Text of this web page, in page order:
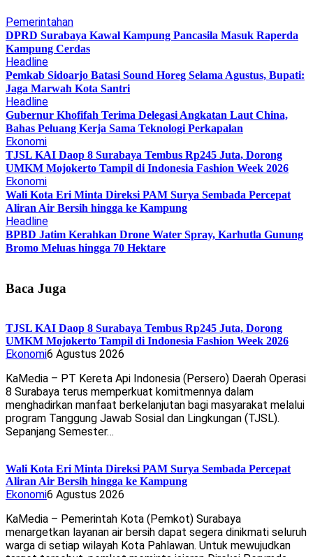
Pemerintahan
DPRD Surabaya Kawal Kampung Pancasila Masuk Raperda
Kampung Cerdas
Headline
Pemkab Sidoarjo Batasi Sound Horeg Selama Agustus, Bupati:
Jaga Marwah Kota Santri
Headline
Gubernur Khofifah Terima Delegasi Angkatan Laut China,
Bahas Peluang Kerja Sama Teknologi Perkapalan
Ekonomi
TJSL KAI Daop 8 Surabaya Tembus Rp245 Juta, Dorong
UMKM Mojokerto Tampil di Indonesia Fashion Week 2026
Ekonomi
Wali Kota Eri Minta Direksi PAM Surya Sembada Percepat
Aliran Air Bersih hingga ke Kampung
Headline
BPBD Jatim Kerahkan Drone Water Spray, Karhutla Gunung
Bromo Meluas hingga 70 Hektare
Baca Juga
TJSL KAI Daop 8 Surabaya Tembus Rp245 Juta, Dorong
UMKM Mojokerto Tampil di Indonesia Fashion Week 2026
Ekonomi6 Agustus 2026
KaMedia – PT Kereta Api Indonesia (Persero) Daerah Operasi
8 Surabaya terus memperkuat komitmennya dalam
menghadirkan manfaat berkelanjutan bagi masyarakat melalui
program Tanggung Jawab Sosial dan Lingkungan (TJSL).
Sepanjang Semester…
Wali Kota Eri Minta Direksi PAM Surya Sembada Percepat
Aliran Air Bersih hingga ke Kampung
Ekonomi6 Agustus 2026
KaMedia – Pemerintah Kota (Pemkot) Surabaya
menargetkan layanan air bersih dapat segera dinikmati seluruh
warga di setiap wilayah Kota Pahlawan. Untuk mewujudkan